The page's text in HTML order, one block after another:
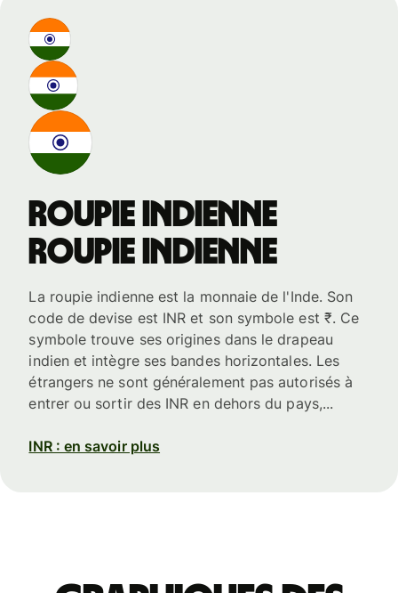
roupie indienne
roupie indienne
La roupie indienne est la monnaie de l'Inde. Son
code de devise est INR et son symbole est ₹. Ce
symbole trouve ses origines dans le drapeau
indien et intègre ses bandes horizontales. Les
étrangers ne sont généralement pas autorisés à
entrer ou sortir des INR en dehors du pays,...
INR : en savoir plus